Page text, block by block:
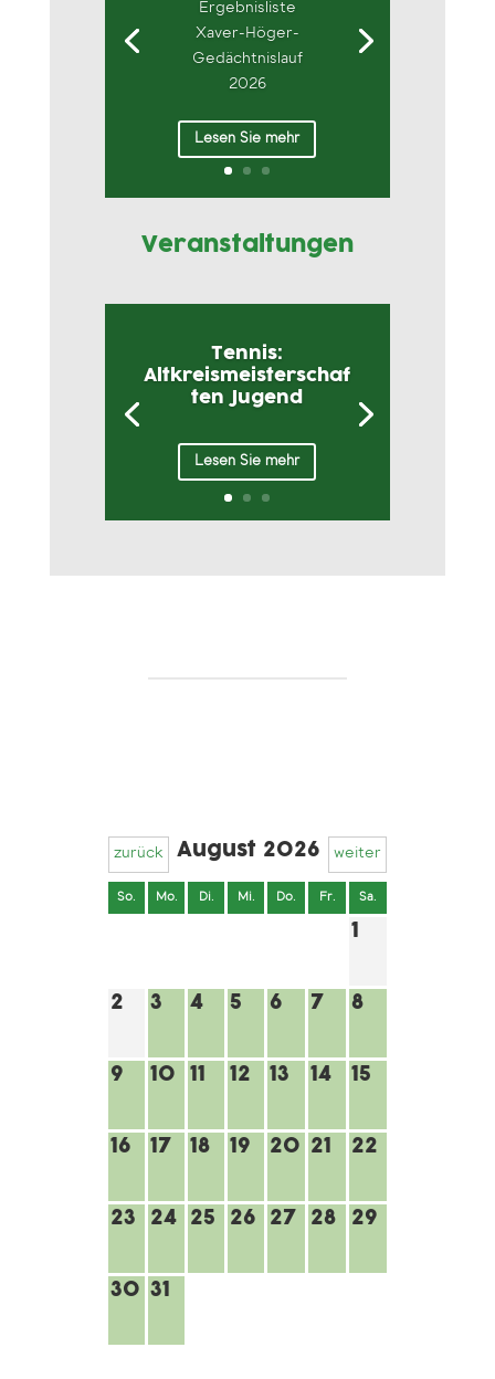
Ergebnisliste
Xaver-Höger-
Gedächtnislauf
2026
Lesen Sie mehr
Veranstaltungen
Tennis:
Altkreismeisterschaf
ten Jugend
Lesen Sie mehr
zurück August 2026 weiter
So. Mo. Di. Mi. Do. Fr. Sa.
1
2 3 4 5 6 7 8
9 10 11 12 13 14 15
16 17 18 19 20 21 22
23 24 25 26 27 28 29
30 31